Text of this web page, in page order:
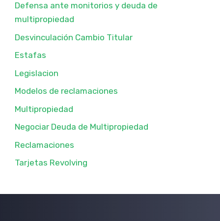
Defensa ante monitorios y deuda de
multipropiedad
Desvinculación Cambio Titular
Estafas
Legislacion
Modelos de reclamaciones
Multipropiedad
Negociar Deuda de Multipropiedad
Reclamaciones
Tarjetas Revolving